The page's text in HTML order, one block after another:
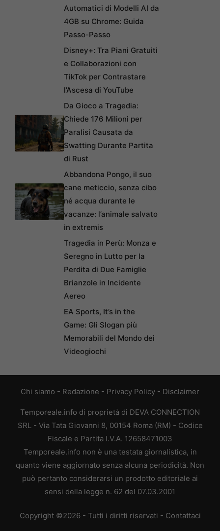
Automatici di Modelli AI da
4GB su Chrome: Guida
Passo-Passo
Disney+: Tra Piani Gratuiti
e Collaborazioni con
TikTok per Contrastare
l’Ascesa di YouTube
Da Gioco a Tragedia:
Chiede 176 Milioni per
Paralisi Causata da
Swatting Durante Partita
di Rust
Abbandona Pongo, il suo
cane meticcio, senza cibo
né acqua durante le
vacanze: l’animale salvato
in extremis
Tragedia in Perù: Monza e
Seregno in Lutto per la
Perdita di Due Famiglie
Brianzole in Incidente
Aereo
EA Sports, It’s in the
Game: Gli Slogan più
Memorabili del Mondo dei
Videogiochi
Chi siamo - Redazione - Privacy Policy - Disclaimer
Temporeale.info di proprietà di DEVA CONNECTION
SRL - Via Tata Giovanni 8, 00154 Roma (RM) - Codice
Fiscale e Partita I.V.A. 12658471003
Temporeale.info non è una testata giornalistica, in
quanto viene aggiornato senza alcuna periodicità. Non
può pertanto considerarsi un prodotto editoriale ai
sensi della legge n. 62 del 07.03.2001
Copyright ©2026 - Tutti i diritti riservati - Contattaci